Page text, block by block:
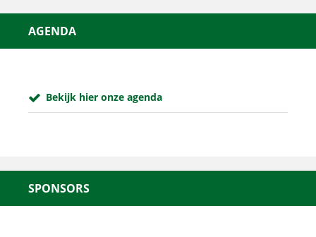
AGENDA
Bekijk hier onze agenda
SPONSORS